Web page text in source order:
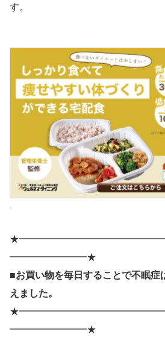
す。
━━━━━━━━★
■お買い物を毎日することで不眠症
えました。
━━━━━━━━★